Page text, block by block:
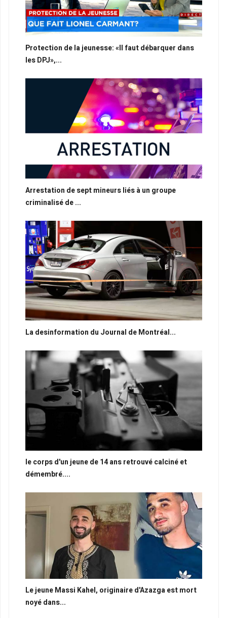
Protection de la jeunesse: «Il faut débarquer dans
les DPJ»,...
Arrestation de sept mineurs liés à un groupe
criminalisé de ...
La desinformation du Journal de Montréal...
le corps d'un jeune de 14 ans retrouvé calciné et
démembré....
Le jeune Massi Kahel, originaire d'Azazga est mort
noyé dans...